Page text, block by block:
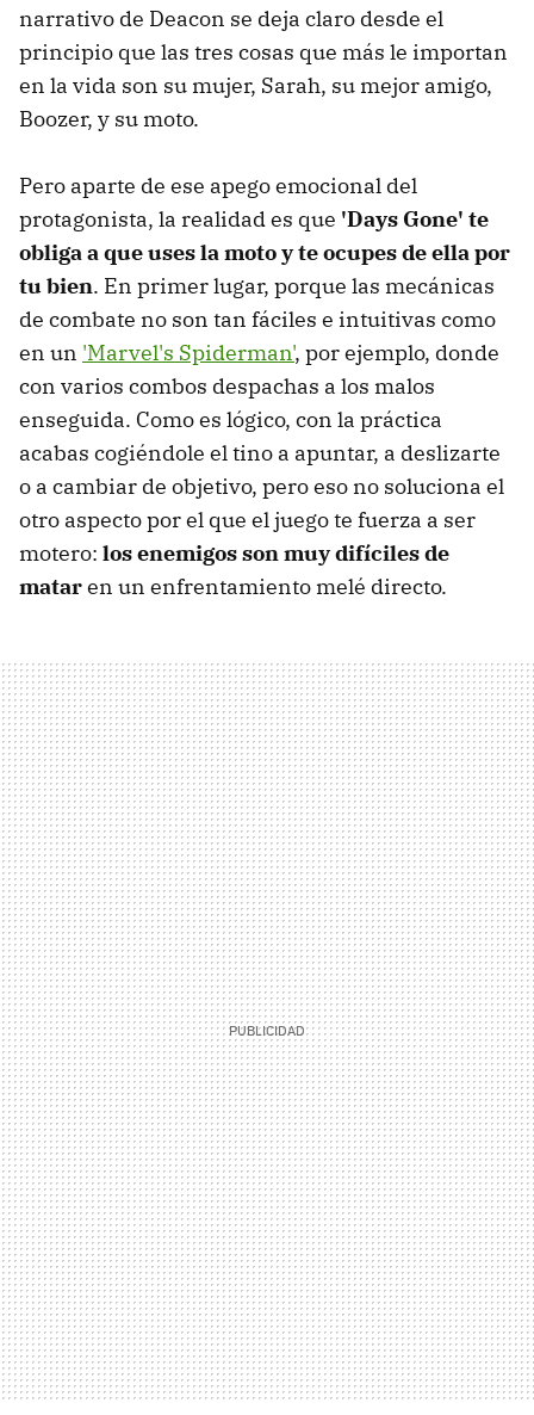
narrativo de Deacon se deja claro desde el
principio que las tres cosas que más le importan
en la vida son su mujer, Sarah, su mejor amigo,
Boozer, y su moto.
Pero aparte de ese apego emocional del
protagonista, la realidad es que 'Days Gone' te
obliga a que uses la moto y te ocupes de ella por
tu bien. En primer lugar, porque las mecánicas
de combate no son tan fáciles e intuitivas como
en un 'Marvel's Spiderman', por ejemplo, donde
con varios combos despachas a los malos
enseguida. Como es lógico, con la práctica
acabas cogiéndole el tino a apuntar, a deslizarte
o a cambiar de objetivo, pero eso no soluciona el
otro aspecto por el que el juego te fuerza a ser
motero: los enemigos son muy difíciles de
mataren un enfrentamiento melé directo.